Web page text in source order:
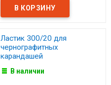
Ластик 300/20 для
чернографитных
карандашей
В наличии